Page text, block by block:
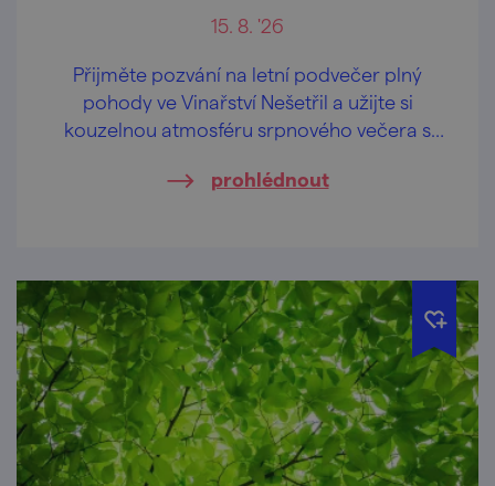
15. 8. '26
Přijměte pozvání na letní podvečer plný
pohody ve Vinařství Nešetřil a užijte si
kouzelnou atmosféru srpnového večera s
hudbou.
prohlédnout